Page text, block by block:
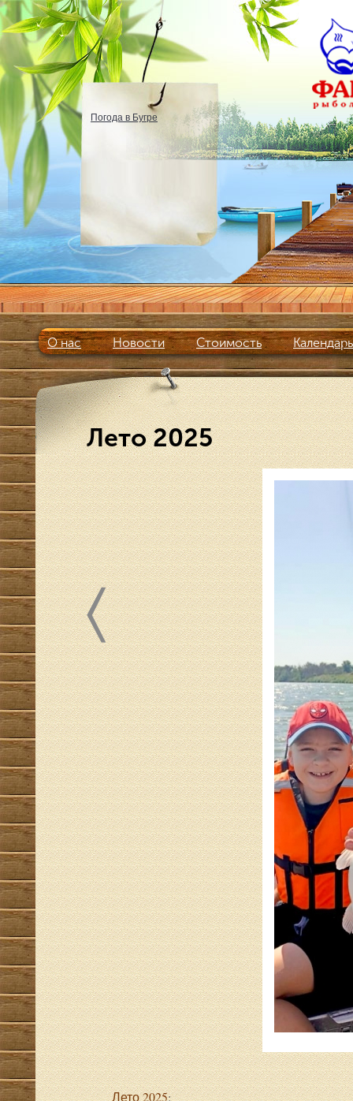
Погода в Бугре
О нас Новости Стоимость
Лето 2025
Лето 2025: